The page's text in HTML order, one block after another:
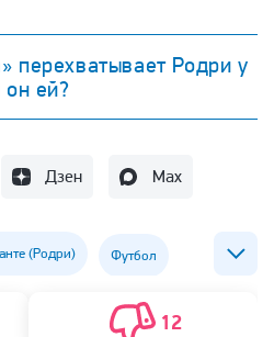
перехватывает Родри у
ей?
Дзен Max
(Родри) Футбол
Сити 12